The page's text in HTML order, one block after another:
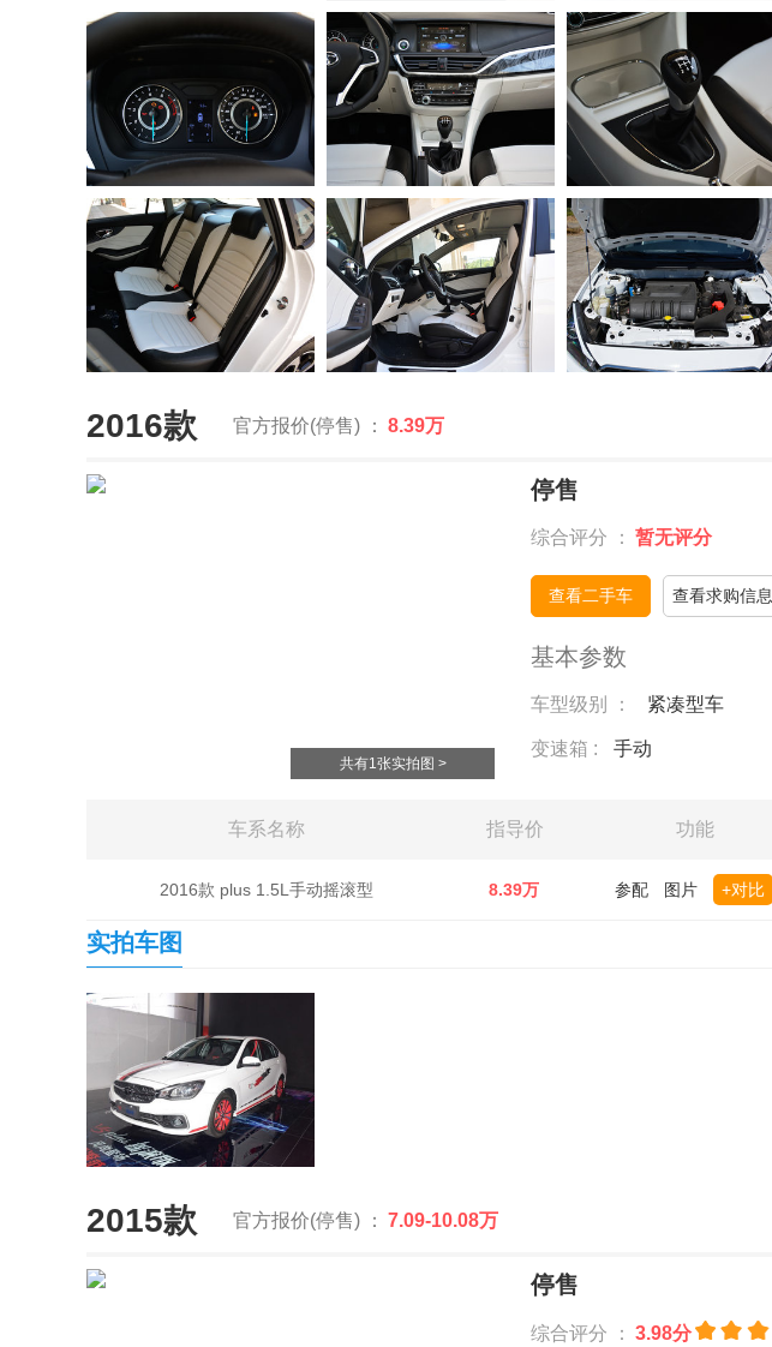
2016款 官方报价(停售) ： 8.39万
共有1张实拍图 >
停售
综合评分 ： 暂无评分
查看二手车 查看求购信息
基本参数
车型级别 ： 紧凑型车
变速箱 : 手动
车系名称 指导价 功能
2016款 plus 1.5L手动摇滚型 8.39万 参配 图片 +对比
实拍车图
2015款 官方报价(停售) ： 7.09-10.08万
停售
综合评分 ： 3.98分